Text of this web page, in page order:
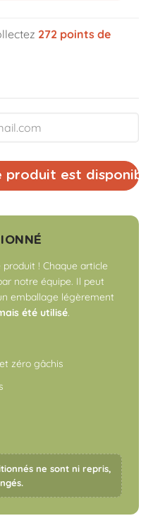
272 points de
produit est
! Chaque article
notre équipe. Il peut
emballage légèrement
été utilisé.
zéro gâchis
ne sont ni repris,